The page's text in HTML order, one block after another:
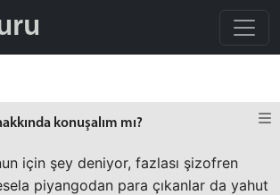
konuşalım mı?
için şey deniyor, fazlası şizofren
piyangodan para çıkanlar da yahut